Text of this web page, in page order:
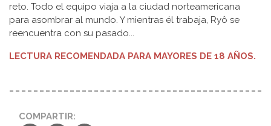
reto. Todo el equipo viaja a la ciudad norteamericana
para asombrar al mundo. Y mientras él trabaja, Ryô se
reencuentra con su pasado...
LECTURA RECOMENDADA PARA MAYORES DE 18 AÑOS.
COMPARTIR: